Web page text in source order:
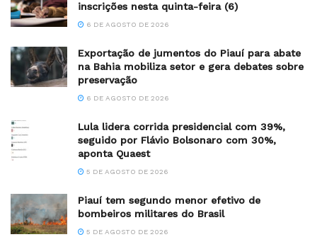
inscrições nesta quinta-feira (6)
6 DE AGOSTO DE 2026
Exportação de jumentos do Piauí para abate
na Bahia mobiliza setor e gera debates sobre
preservação
6 DE AGOSTO DE 2026
Lula lidera corrida presidencial com 39%,
seguido por Flávio Bolsonaro com 30%,
aponta Quaest
5 DE AGOSTO DE 2026
Piauí tem segundo menor efetivo de
bombeiros militares do Brasil
5 DE AGOSTO DE 2026